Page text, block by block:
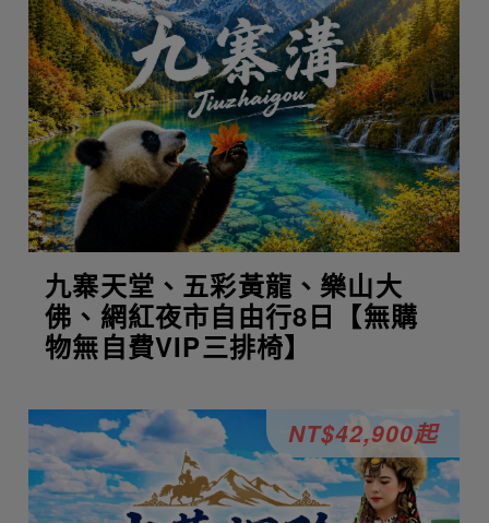
九寨天堂、五彩黃龍、樂山大
佛、網紅夜市自由行8日【無購
物無自費VIP三排椅】
NT$42,900起